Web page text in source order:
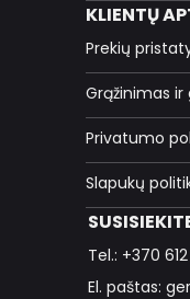
KLIENTŲ
Prekių
Grąžinimas
Privatumo
Slapukų
Tel.: +370
El. paštas: